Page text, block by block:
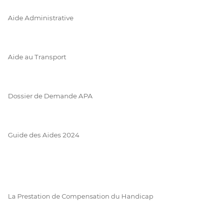
Aide Administrative
Aide au Transport
Dossier de Demande APA
Guide des Aides 2024
La Prestation de Compensation du Handicap